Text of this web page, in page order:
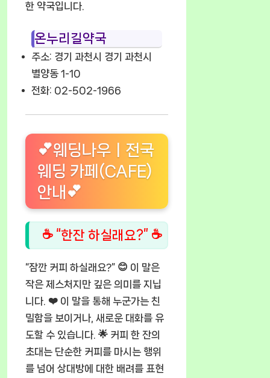
한 약국입니다.
온누리길약국
주소: 경기 과천시 경기 과천시
별양동 1-10
전화: 02-502-1966
💕웨딩나우ㅣ전국
웨딩 카페(CAFE)
안내💕
☕ “한잔 하실래요?” ☕
“잠깐 커피 하실래요?” 😊 이 말은
작은 제스처지만 깊은 의미를 지닙
니다. ❤️ 이 말을 통해 누군가는 친
밀함을 보이거나, 새로운 대화를 유
도할 수 있습니다. 🌟 커피 한 잔의
초대는 단순한 커피를 마시는 행위
를 넘어 상대방에 대한 배려를 표현